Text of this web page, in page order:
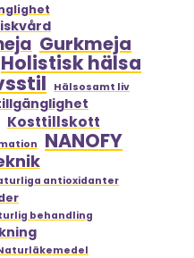
Gurkmeja
Holistisk hälsa
Hälsosamt liv
Kosttillskott
NANOFY
antioxidanter
behandling